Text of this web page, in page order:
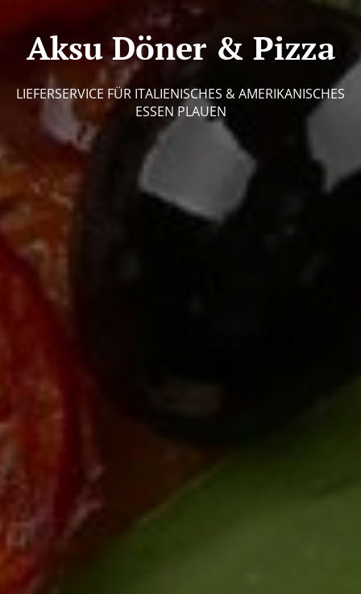
Aksu Döner & Pizza
LIEFERSERVICE FÜR ITALIENISCHES & AMERIKANISCHES
ESSEN PLAUEN